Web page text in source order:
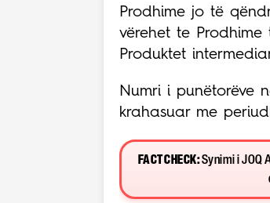
Prodhime jo të
vërehet te
Produktet
Numri i punëtorëve
krahasuar me
FACT CHECK:Synimi i JOQ